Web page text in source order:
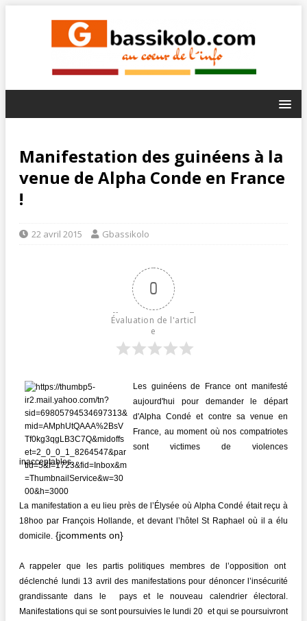
Manifestation des guinéens à la
venue de Alpha Conde en France
!
22 avril 2015 Gbassikolo
0
Évaluation de l'articl
e
Les guinéens de France ont manifesté
aujourd'hui pour demander le départ
d'Alpha Condé et contre sa venue en
France, au moment où nos compatriotes
sont victimes de violences
inacceptables.
La manifestation a eu lieu près de l’Élysée où Alpha Condé était reçu à
18hoo par François Hollande, et devant l’hôtel St Raphael où il a élu
domicile. {jcomments on}
A rappeler que les partis politiques membres de l’opposition ont
déclenché lundi 13 avril des manifestations pour dénoncer l’insécurité
grandissante dans le payset le nouveau calendrier électoral.
Manifestations qui se sont poursuivies le lundi 20 et qui se poursuivront